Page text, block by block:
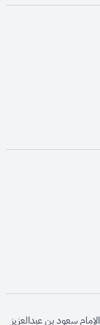
opens
سعود بن عبدالعزيز